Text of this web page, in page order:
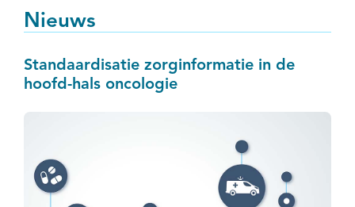
Nieuws
Standaardisatie zorginformatie in de
hoofd-hals oncologie